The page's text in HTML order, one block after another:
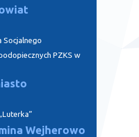
Socjalnego
PZKS w
Wejherowo